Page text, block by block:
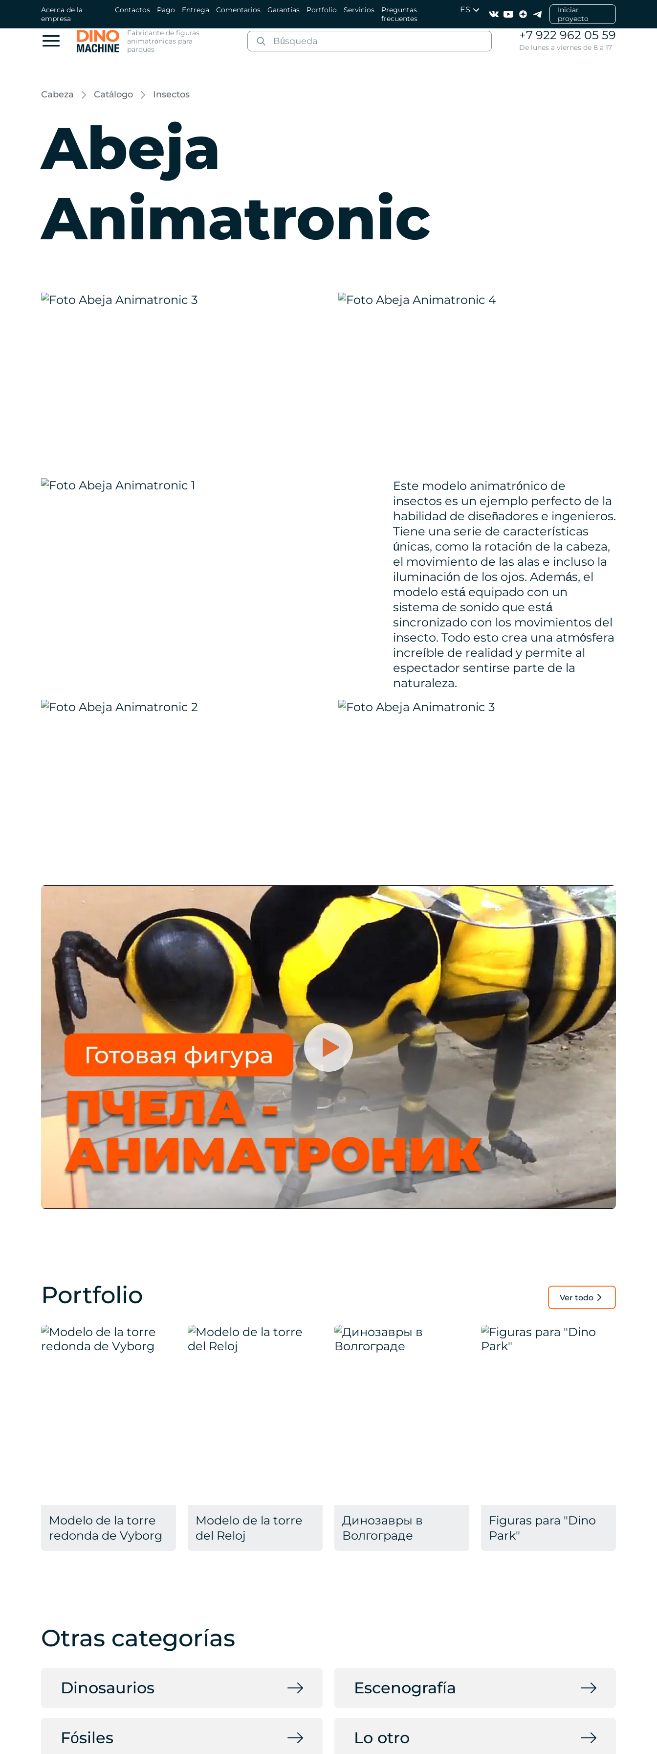
Acerca de la
empresa
Contactos Pago Entrega Comentarios Garantías Portfolio Servicios
Preguntas
frecuentes
ES
Iniciar
proyecto
Fabricante de figuras
animatrónicas para
parques
+7 922 962 05 59
De lunes a viernes de 8 a 17
Cabeza Catálogo Insectos
Abeja
Animatronic
Este modelo animatrónico de
insectos es un ejemplo perfecto de la
habilidad de diseñadores e ingenieros.
Tiene una serie de características
únicas, como la rotación de la cabeza,
el movimiento de las alas e incluso la
iluminación de los ojos. Además, el
modelo está equipado con un
sistema de sonido que está
sincronizado con los movimientos del
insecto. Todo esto crea una atmósfera
increíble de realidad y permite al
espectador sentirse parte de la
naturaleza.
Portfolio Ver todo
Modelo de la torre
redonda de Vyborg
Modelo de la torre
del Reloj
Динозавры в
Волгограде
Figuras para "Dino
Park"
Otras categorías
Dinosaurios
Fósiles
Escenografía
Lo otro